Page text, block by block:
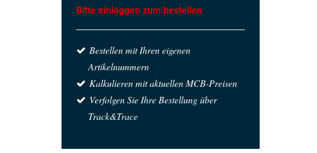
Bitte einloggen zum bestellen
Bestellen mit Ihren eigenen
Artikelnummern
Kalkulieren mit aktuellen MCB-Preisen
Verfolgen Sie Ihre Bestellung über
Track&Trace